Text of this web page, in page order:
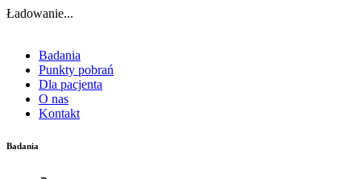
Ładowanie...
Badania
Punkty pobrań
Dla pacjenta
O nas
Kontakt
Badania